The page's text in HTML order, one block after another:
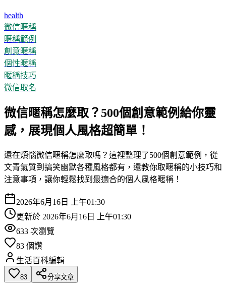
health
微信暱稱
暱稱範例
創意暱稱
個性暱稱
暱稱技巧
微信取名
微信暱稱怎麼取？500個創意範例給你靈
感，展現個人風格超簡單！
還在煩惱微信暱稱怎麼取嗎？這裡整理了500個創意範例，從
文青氣質到搞笑幽默各種風格都有，還教你取暱稱的小技巧和
注意事項，讓你輕鬆找到最適合的個人風格暱稱！
2026年6月16日 上午01:30
更新於 2026年6月16日 上午01:30
633 次瀏覽
83 個讚
生活百科編輯
83 分享文章